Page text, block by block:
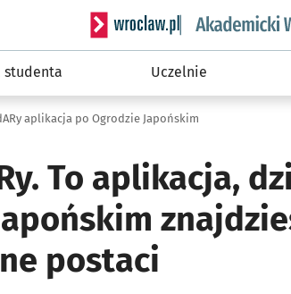
Serwis informacyjny
studenta Uczelnie
aplikacja po Ogrodzie Japońskim
To aplikacja,
postaci